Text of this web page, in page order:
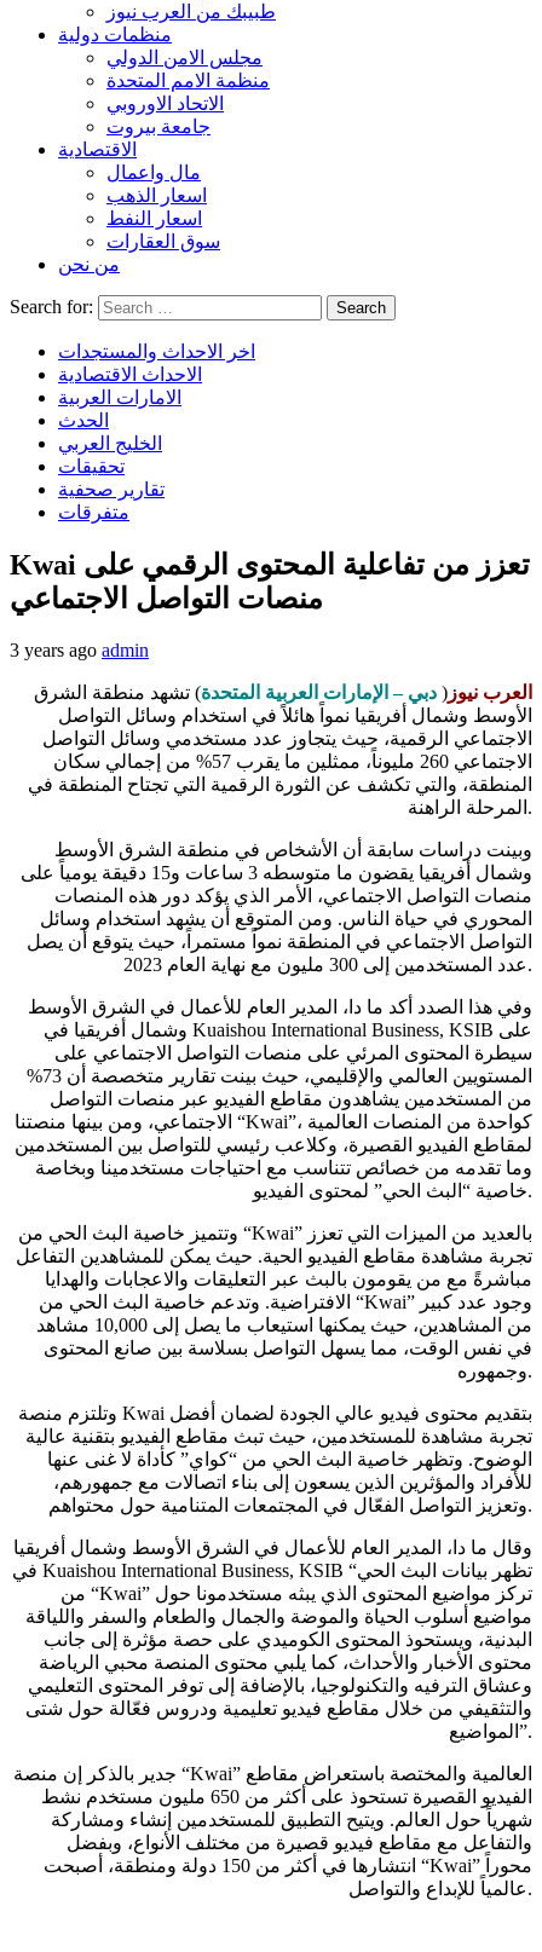
طبيبك من العرب نيوز
منظمات دولية
مجلس الامن الدولي
منظمة الامم المتحدة
الاتحاد الاوروبي
جامعة بيروت
الاقتصادية
مال واعمال
اسعار الذهب
اسعار النفط
سوق العقارات
من نحن
Search for:
اخر الاحداث والمستجدات
الاحداث الاقتصادية
الامارات العربية
الحدث
الخليج العربي
تحقيقات
تقارير صحفية
متفرقات
Kwai تعزز من تفاعلية المحتوى الرقمي على
منصات التواصل الاجتماعي
3 years ago admin
العرب نيوز ( دبي – الإمارات العربية المتحدة) تشهد منطقة الشرق
الأوسط وشمال أفريقيا نمواً هائلاً في استخدام وسائل التواصل
الاجتماعي الرقمية، حيث يتجاوز عدد مستخدمي وسائل التواصل
الاجتماعي 260 مليوناً، ممثلين ما يقرب 57% من إجمالي سكان
المنطقة، والتي تكشف عن الثورة الرقمية التي تجتاح المنطقة في
المرحلة الراهنة.
وبينت دراسات سابقة أن الأشخاص في منطقة الشرق الأوسط
وشمال أفريقيا يقضون ما متوسطه 3 ساعات و15 دقيقة يومياً على
منصات التواصل الاجتماعي، الأمر الذي يؤكد دور هذه المنصات
المحوري في حياة الناس. ومن المتوقع أن يشهد استخدام وسائل
التواصل الاجتماعي في المنطقة نمواً مستمراً، حيث يتوقع أن يصل
عدد المستخدمين إلى 300 مليون مع نهاية العام 2023.
وفي هذا الصدد أكد ما دا، المدير العام للأعمال في الشرق الأوسط
وشمال أفريقيا في Kuaishou International Business, KSIB على
سيطرة المحتوى المرئي على منصات التواصل الاجتماعي على
المستويين العالمي والإقليمي، حيث بينت تقارير متخصصة أن 73%
من المستخدمين يشاهدون مقاطع الفيديو عبر منصات التواصل
الاجتماعي، ومن بينها منصتنا “Kwai”، كواحدة من المنصات العالمية
لمقاطع الفيديو القصيرة، وكلاعب رئيسي للتواصل بين المستخدمين
وما تقدمه من خصائص تتناسب مع احتياجات مستخدمينا وبخاصة
خاصية “البث الحي” لمحتوى الفيديو.
وتتميز خاصية البث الحي من “Kwai” بالعديد من الميزات التي تعزز
تجربة مشاهدة مقاطع الفيديو الحية. حيث يمكن للمشاهدين التفاعل
مباشرةً مع من يقومون بالبث عبر التعليقات والاعجابات والهدايا
الافتراضية. وتدعم خاصية البث الحي من “Kwai” وجود عدد كبير
من المشاهدين، حيث يمكنها استيعاب ما يصل إلى 10,000 مشاهد
في نفس الوقت، مما يسهل التواصل بسلاسة بين صانع المحتوى
وجمهوره.
وتلتزم منصة Kwai بتقديم محتوى فيديو عالي الجودة لضمان أفضل
تجربة مشاهدة للمستخدمين، حيث تبث مقاطع الفيديو بتقنية عالية
الوضوح. وتظهر خاصية البث الحي من “كواي” كأداة لا غنى عنها
للأفراد والمؤثرين الذين يسعون إلى بناء اتصالات مع جمهورهم،
وتعزيز التواصل الفعّال في المجتمعات المتنامية حول محتواهم.
وقال ما دا، المدير العام للأعمال في الشرق الأوسط وشمال أفريقيا
في Kuaishou International Business, KSIB “تظهر بيانات البث الحي
من “Kwai” تركز مواضيع المحتوى الذي يبثه مستخدمونا حول
مواضيع أسلوب الحياة والموضة والجمال والطعام والسفر واللياقة
البدنية، ويستحوذ المحتوى الكوميدي على حصة مؤثرة إلى جانب
محتوى الأخبار والأحداث، كما يلبي محتوى المنصة محبي الرياضة
وعشاق الترفيه والتكنولوجيا، بالإضافة إلى توفر المحتوى التعليمي
والتثقيفي من خلال مقاطع فيديو تعليمية ودروس فعّالة حول شتى
المواضيع”.
جدير بالذكر إن منصة “Kwai” العالمية والمختصة باستعراض مقاطع
الفيديو القصيرة تستحوذ على أكثر من 650 مليون مستخدم نشط
شهرياً حول العالم. ويتيح التطبيق للمستخدمين إنشاء ومشاركة
والتفاعل مع مقاطع فيديو قصيرة من مختلف الأنواع، وبفضل
انتشارها في أكثر من 150 دولة ومنطقة، أصبحت “Kwai” محوراً
عالمياً للإبداع والتواصل.